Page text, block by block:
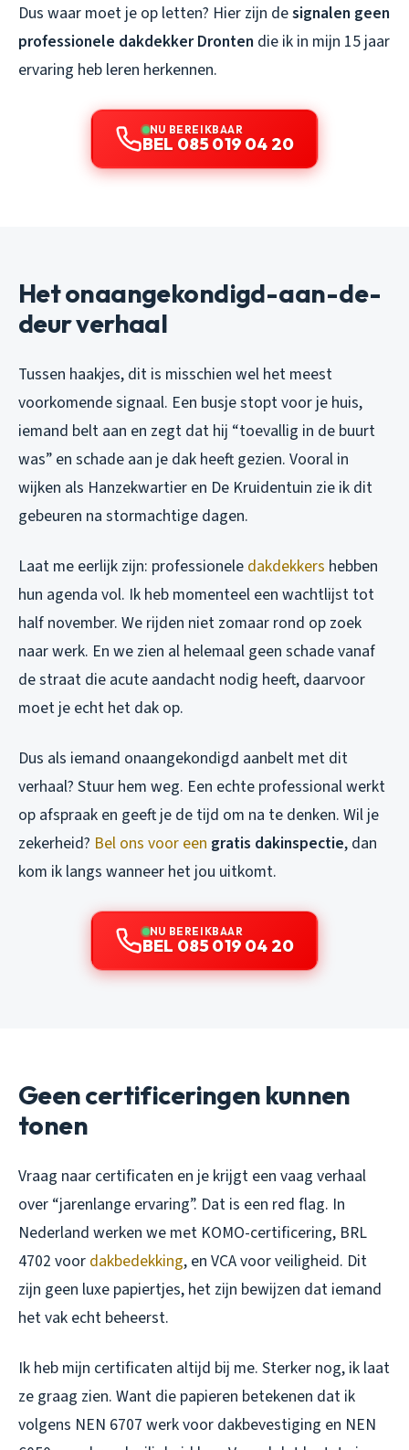
Dus waar moet je op letten? Hier zijn designalen geen
professionele dakdekker Dronten die ik in mijn 15 jaar
ervaring heb leren herkennen.
NU BEREIKBAAR
BEL 085 019 04 20
Het onaangekondigd-aan-de-
deur verhaal
Tussen haakjes, dit is misschien wel het meest
voorkomende signaal. Een busje stopt voor je huis,
iemand belt aan en zegt dat hij “toevallig in de buurt
was” en schade aan je dak heeft gezien. Vooral in
wijken als Hanzekwartier en De Kruidentuin zie ik dit
gebeuren na stormachtige dagen.
Laat me eerlijk zijn: professionele dakdekkers hebben
hun agenda vol. Ik heb momenteel een wachtlijst tot
half november. We rijden niet zomaar rond op zoek
naar werk. En we zien al helemaal geen schade vanaf
de straat die acute aandacht nodig heeft, daarvoor
moet je echt het dak op.
Dus als iemand onaangekondigd aanbelt met dit
verhaal? Stuur hem weg. Een echte professional werkt
op afspraak en geeft je de tijd om na te denken. Wil je
zekerheid? Bel ons voor een gratis dakinspectie, dan
kom ik langs wanneer het jou uitkomt.
NU BEREIKBAAR
BEL 085 019 04 20
Geen certificeringen kunnen
tonen
Vraag naar certificaten en je krijgt een vaag verhaal
over “jarenlange ervaring”. Dat is een red flag. In
Nederland werken we met KOMO-certificering, BRL
4702 voor dakbedekking, en VCA voor veiligheid. Dit
zijn geen luxe papiertjes, het zijn bewijzen dat iemand
het vak echt beheerst.
Ik heb mijn certificaten altijd bij me. Sterker nog, ik laat
ze graag zien. Want die papieren betekenen dat ik
volgens NEN 6707 werk voor dakbevestiging en NEN